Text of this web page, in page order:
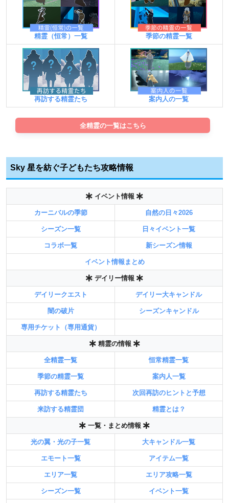
精霊（恒常）一覧 季節の精霊一覧
再訪する精霊たち 案内人の一覧
全精霊の一覧はこちら
Sky 星を紡ぐ子どもたち攻略情報
イベント情報
カーニバルの季節 自然の日々2026
シーズン一覧 日々イベント一覧
コラボ一覧 新シーズン情報
イベント情報まとめ
デイリー情報
デイリークエスト デイリー大キャンドル
闇の破片 シーズンキャンドル
専用チケット（専用通貨）
精霊の情報
全精霊一覧 恒常精霊一覧
季節の精霊一覧 案内人一覧
再訪する精霊たち 次回再訪のヒントと予想
来訪する精霊団 精霊とは？
一覧・まとめ情報
光の翼・光の子一覧 大キャンドル一覧
エモート一覧 アイテム一覧
エリア一覧 エリア攻略一覧
シーズン一覧 イベント一覧